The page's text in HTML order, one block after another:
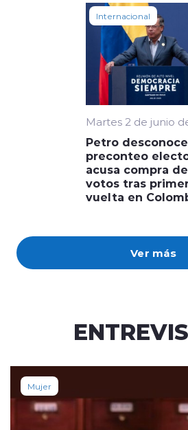
Ver más
Internacional
Martes 2 de junio
Petro desconoce
preconteo
acusa compra de
votos tras
vuelta en
Mujer